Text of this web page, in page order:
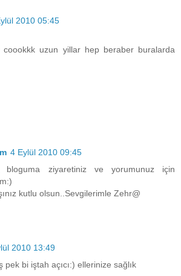
2010 05:45
coookkk uzun yillar hep beraber buralarda
4 Eylül 2010 09:45
bloguma ziyaretiniz ve yorumunuz için
kutlu olsun..Sevgilerimle Zehr@
2010 13:49
pek bi iştah açıcı:) ellerinize sağlık